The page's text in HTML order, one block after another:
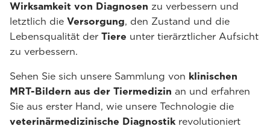
Wirksamkeit von Diagnosen zu verbessern und
letztlich die Versorgung, den Zustand und die
Lebensqualität der Tiere unter tierärztlicher Aufsicht
zu verbessern.
Sehen Sie sich unsere Sammlung von klinischen
MRT-Bildern aus der Tiermedizin an und erfahren
Sie aus erster Hand, wie unsere Technologie die
veterinärmedizinische Diagnostikrevolutioniert